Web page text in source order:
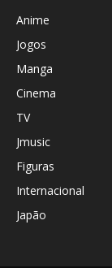
Anime
Jogos
Manga
Cinema
TV
Jmusic
Figuras
Internacional
Japão